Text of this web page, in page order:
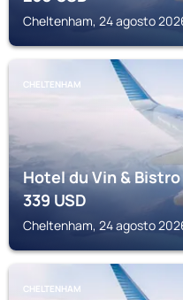
Cheltenham, 24 agosto
CHELTENHAM
Hotel du Vin &
339USD
Cheltenham, 24 agosto
CHELTENHAM